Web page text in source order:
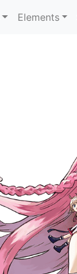
Elements